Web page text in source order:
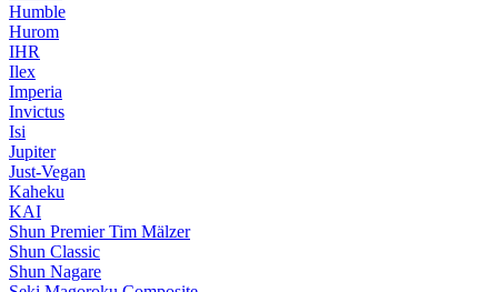
Humble
Hurom
IHR
Ilex
Imperia
Invictus
Isi
Jupiter
Just-Vegan
Kaheku
KAI
Shun Premier Tim Mälzer
Shun Classic
Shun Nagare